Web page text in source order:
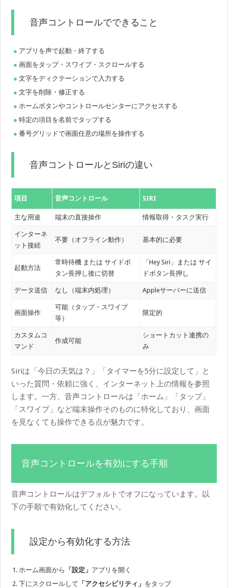
音声コントロールでできること
アプリを声で起動・終了する
画面をタップ・スワイプ・スクロールする
文字をディクテーションで入力する
文字を削除・修正する
ホームボタンやコントロールセンターにアクセスする
特定の項目を名前でタップする
番号グリッドで画面任意の場所を操作する
音声コントロールとSiriの違い
項目 音声コントロール SIRI
主な用途 端末の直接操作 情報取得・タスク実行
インターネ
ット接続
不要（オフライン動作） 基本的に必要
起動方法
常時待機 または サイドボ
タン長押し後に切替
「Hey Siri」または サイ
ドボタン長押し
データ送信 なし（端末内処理） Appleサーバーに送信
画面操作
可能（タップ・スワイプ
等）
限定的
カスタムコ
マンド
作成可能
ショートカット連携の
み
Siriは「今日の天気は？」「タイマーを5分に設定して」と
いった質問・依頼に強く、インターネット上の情報を参照
します。一方、音声コントロールは「ホーム」「タップ」
「スワイプ」など端末操作そのものに特化しており、画面
を見なくても操作できる点が魅力です。
音声コントロールを有効にする手順
音声コントロールはデフォルトでオフになっています。以
下の手順で有効化してください。
設定から有効化する方法
ホーム画面から 「設定」 アプリを開く
下にスクロールして 「アクセシビリティ」 をタップ